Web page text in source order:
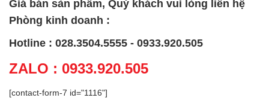
Giá bán sản phẩm, Quý khách vui lòng liên hệ
Phòng kinh doanh :
Hotline : 028.3504.5555 - 0933.920.505
ZALO : 0933.920.505
[contact-form-7 id="1116"]